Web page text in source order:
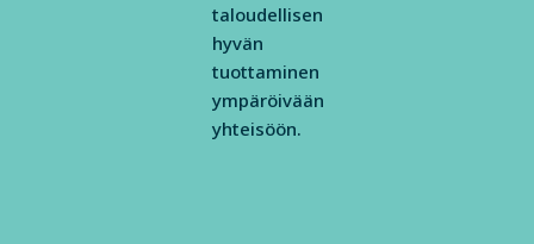
taloudellisen
hyvän
tuottaminen
ympäröivään
yhteisöön.